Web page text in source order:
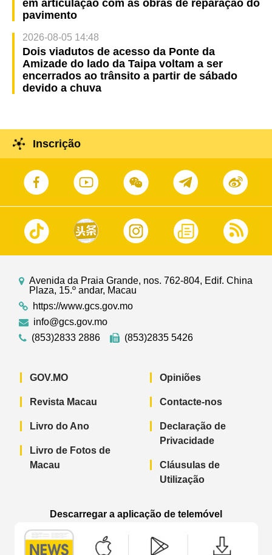
em articulação com as obras de reparação do
pavimento
2026-08-05 14:48
Dois viadutos de acesso da Ponte da
Amizade do lado da Taipa voltam a ser
encerrados ao trânsito a partir de sábado
devido a chuva
Inscrição
Avenida da Praia Grande, nos. 762-804, Edif. China
Plaza, 15.º andar, Macau
https://www.gcs.gov.mo
info@gcs.gov.mo
(853)2833 2886
(853)2835 5426
GOV.MO
Revista Macau
Livro do Ano
Livro de Fotos de
Macau
Opiniões
Contacte-nos
Declaração de
Privacidade
Cláusulas de
Utilização
Descarregar a aplicação de telemóvel